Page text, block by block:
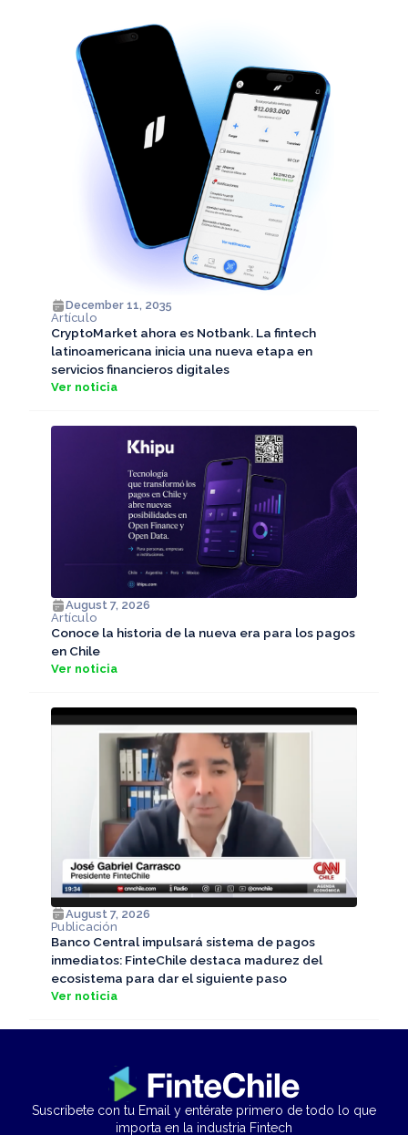
December 11, 2035
Artículo
CryptoMarket ahora es Notbank. La fintech
latinoamericana inicia una nueva etapa en
servicios financieros digitales
Ver noticia
August 7, 2026
Artículo
Conoce la historia de la nueva era para los pagos
en Chile
Ver noticia
August 7, 2026
Publicación
Banco Central impulsará sistema de pagos
inmediatos: FinteChile destaca madurez del
ecosistema para dar el siguiente paso
Ver noticia
Suscríbete con tu Email y entérate primero de todo lo que
importa en la industria Fintech